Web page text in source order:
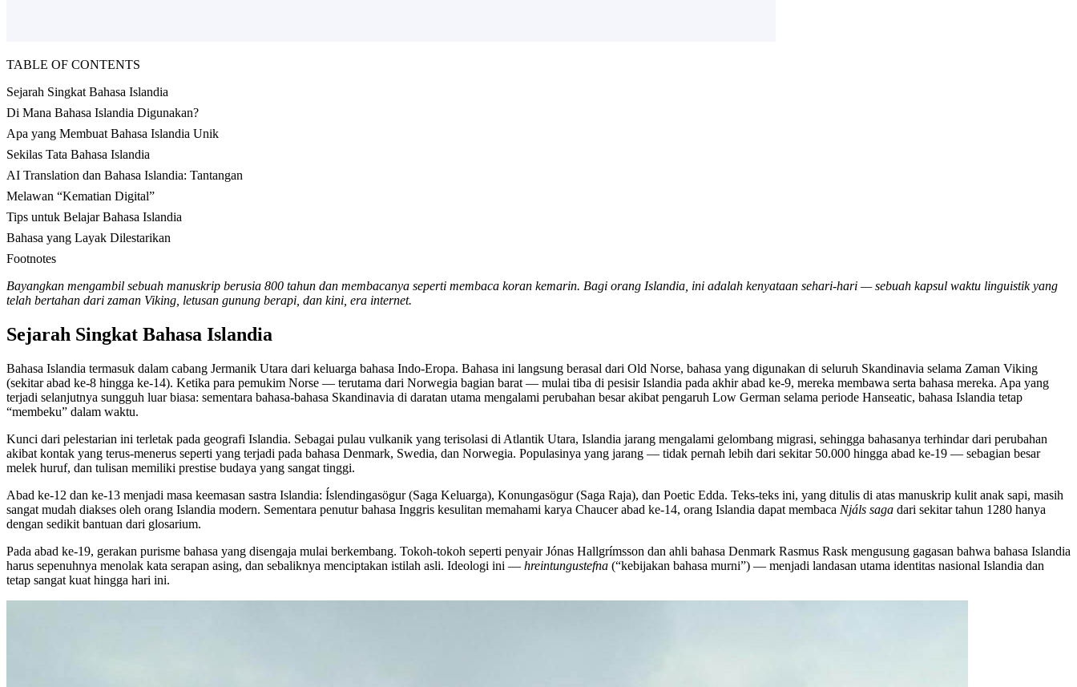
TABLE OF CONTENTS
Sejarah Singkat Bahasa Islandia
Di Mana Bahasa Islandia Digunakan?
Apa yang Membuat Bahasa Islandia Unik
Sekilas Tata Bahasa Islandia
AI Translation dan Bahasa Islandia: Tantangan
Melawan “Kematian Digital”
Tips untuk Belajar Bahasa Islandia
Bahasa yang Layak Dilestarikan
Footnotes
Bayangkan mengambil sebuah manuskrip berusia 800 tahun dan membacanya seperti membaca koran kemarin. Bagi orang Islandia, ini adalah kenyataan sehari-hari — sebuah kapsul waktu linguistik yang
telah bertahan dari zaman Viking, letusan gunung berapi, dan kini, era internet.
Sejarah Singkat Bahasa Islandia
Bahasa Islandia termasuk dalam cabang Jermanik Utara dari keluarga bahasa Indo-Eropa. Bahasa ini langsung berasal dari Old Norse, bahasa yang digunakan di seluruh Skandinavia selama Zaman Viking
(sekitar abad ke-8 hingga ke-14). Ketika para pemukim Norse — terutama dari Norwegia bagian barat — mulai tiba di pesisir Islandia pada akhir abad ke-9, mereka membawa serta bahasa mereka. Apa yang
terjadi selanjutnya sungguh luar biasa: sementara bahasa-bahasa Skandinavia di daratan utama mengalami perubahan besar akibat pengaruh Low German selama periode Hanseatic, bahasa Islandia tetap
“membeku” dalam waktu.
Kunci dari pelestarian ini terletak pada geografi Islandia. Sebagai pulau vulkanik yang terisolasi di Atlantik Utara, Islandia jarang mengalami gelombang migrasi, sehingga bahasanya terhindar dari perubahan
akibat kontak yang terus-menerus seperti yang terjadi pada bahasa Denmark, Swedia, dan Norwegia. Populasinya yang jarang — tidak pernah lebih dari sekitar 50.000 hingga abad ke-19 — sebagian besar
melek huruf, dan tulisan memiliki prestise budaya yang sangat tinggi.
Abad ke-12 dan ke-13 menjadi masa keemasan sastra Islandia: Íslendingasögur (Saga Keluarga), Konungasögur (Saga Raja), dan Poetic Edda. Teks-teks ini, yang ditulis di atas manuskrip kulit anak sapi, masih
sangat mudah diakses oleh orang Islandia modern. Sementara penutur bahasa Inggris kesulitan memahami karya Chaucer abad ke-14, orang Islandia dapat membaca Njáls saga dari sekitar tahun 1280 hanya
dengan sedikit bantuan dari glosarium.
Pada abad ke-19, gerakan purisme bahasa yang disengaja mulai berkembang. Tokoh-tokoh seperti penyair Jónas Hallgrímsson dan ahli bahasa Denmark Rasmus Rask mengusung gagasan bahwa bahasa Islandia
harus sepenuhnya menolak kata serapan asing, dan sebaliknya menciptakan istilah asli. Ideologi ini — hreintungustefna (“kebijakan bahasa murni”) — menjadi landasan utama identitas nasional Islandia dan
tetap sangat kuat hingga hari ini.